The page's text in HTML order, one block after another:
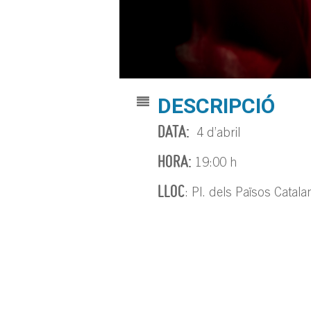
DESCRIPCIÓ
DATA: 4 d’abril
HORA: 19:00 h
LLOC: Pl. dels Països